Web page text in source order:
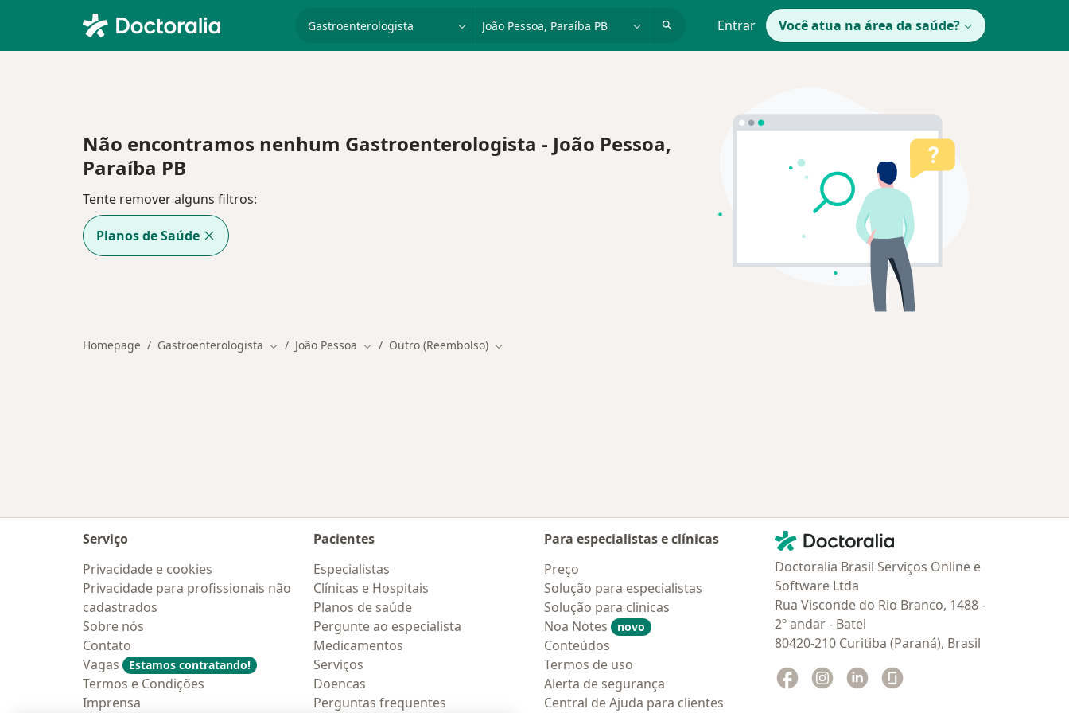
cidade ou região Entrar Você atua na área da saúde?
Não encontramos nenhum Gastroenterologista - João Pessoa,
Paraíba PB
Tente remover alguns filtros:
Planos de Saúde
Homepage Gastroenterologista Mudar de cidade
João Pessoa Mudar de cidade
Outro (Reembolso) Mudar de cidade
Serviço
Privacidade e cookies
Privacidade para profissionais não
cadastrados
Sobre nós
Contato
Vagas
Estamos contratando!
Termos e Condições
Imprensa
Pacientes
Especialistas
Clínicas e Hospitais
Planos de saúde
Pergunte ao especialista
Medicamentos
Serviços
Doencas
Perguntas frequentes
Para especialistas e clínicas
Preço
Solução para especialistas
Solução para clinicas
Noa Notes
novo
Conteúdos
Termos de uso
Alerta de segurança
Central de Ajuda para clientes
Contato
Doctoralia - Homepage
Doctoralia Brasil Serviços Online e
Software Ltda
Rua Visconde do Rio Branco, 1488 -
2º andar - Batel
80420-210 Curitiba (Paraná), Brasil
Facebook
abre num novo separador
Instagram
abre num novo separador
Linkedin
abre num novo separador